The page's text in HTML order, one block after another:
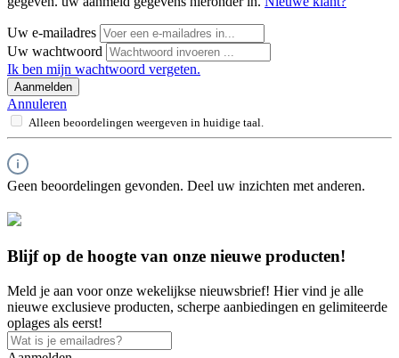
Uw e-mailadres
Uw wachtwoord
Ik ben mijn wachtwoord vergeten.
Aanmelden
Annuleren
Alleen beoordelingen weergeven in huidige taal.
Geen beoordelingen gevonden. Deel uw inzichten met anderen.
Blijf op de hoogte van onze nieuwe producten!
Meld je aan voor onze wekelijkse nieuwsbrief! Hier vind je alle
nieuwe exclusieve producten, scherpe aanbiedingen en gelimiteerde
oplages als eerst!